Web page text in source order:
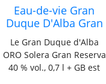
Eau-de-vie Gran
Duque D'Alba Gran
Duque d'Alba ORO
Solera Gran Reserva
40% Vol. 0,7l en
boîte cadeau
Le Gran Duque d'Alba
ORO Solera Gran Reserva
40 % vol., 0,7 l + GB est